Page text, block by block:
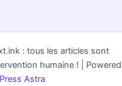
: tous les articles sont
humaine ! | Powered
Astra